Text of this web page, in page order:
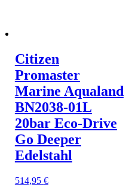
Citizen
Promaster
Marine Aqualand
BN2038-01L
20bar Eco-Drive
Go Deeper
Edelstahl
514,95 €